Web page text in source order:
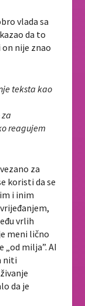
vlada sa
da to
on nije znao
teksta kao
reagujem
za
koristi da se
i inim
vrlih
meni lično
„od milja”. AI
niti
da je